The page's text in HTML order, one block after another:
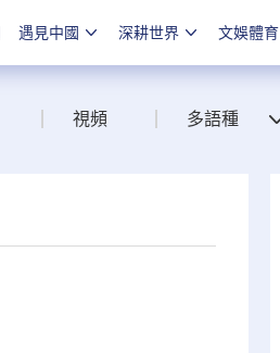
遇見中國 深耕世界 文娛體育
視頻 多語種